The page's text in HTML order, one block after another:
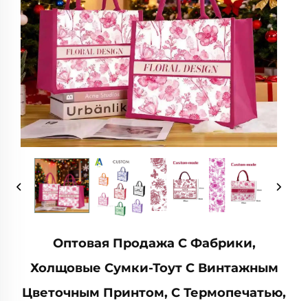
Оптовая Продажа С Фабрики,
Холщовые Сумки-Тоут С Винтажным
Цветочным Принтом, С Термопечатью,